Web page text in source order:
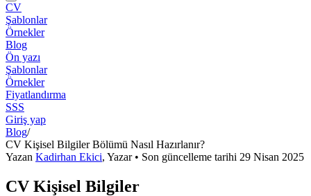
CV
Şablonlar
Örnekler
Blog
Ön yazı
Şablonlar
Örnekler
Fiyatlandırma
SSS
Giriş yap
Blog/
CV Kişisel Bilgiler Bölümü Nasıl Hazırlanır?
Yazan Kadirhan Ekici, Yazar• Son güncelleme tarihi 29 Nisan 2025
CV Kişisel Bilgiler